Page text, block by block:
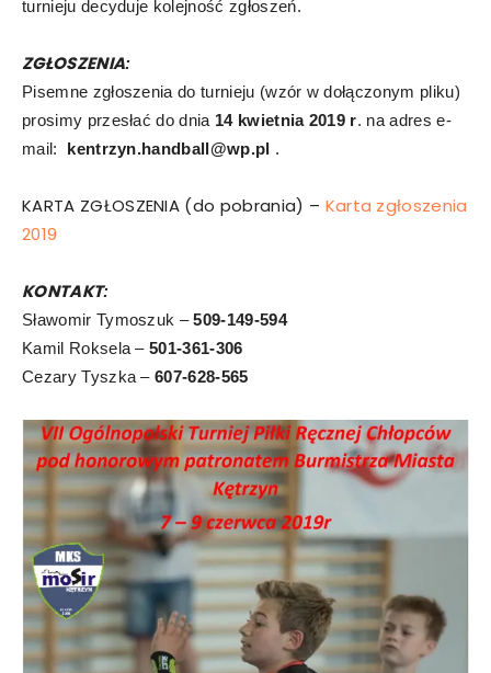
turnieju decyduje kolejność zgłoszeń.
ZGŁOSZENIA:
Pisemne zgłoszenia do turnieju (wzór w dołączonym pliku)
prosimy przesłać do dnia 14kwietnia 2019 r. na adres e-
mail: kentrzyn.handball@wp.pl .
KARTA ZGŁOSZENIA (do pobrania) – Karta zgłoszenia
2019
KONTAKT:
Sławomir Tymoszuk –509-149-594
Kamil Roksela –501-361-306
Cezary Tyszka –607-628-565